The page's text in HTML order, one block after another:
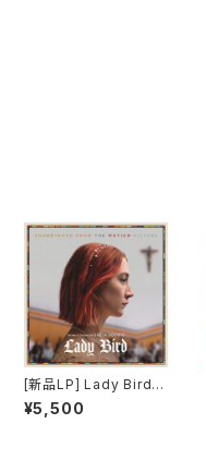
[新品LP] Lady Bird /
レディ・バード
¥5,500